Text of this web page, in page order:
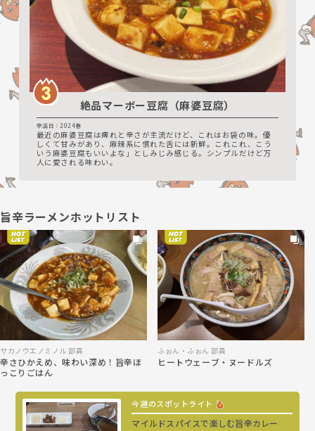
絶品マーボー豆腐（麻婆豆腐）
辛活日：2024春
最近の麻婆豆腐は痺れと辛さが主流だけど、これはお袋の味。優
しくて甘みがあり、麻辣系に慣れた舌には新鮮。これこれ、こう
いう麻婆豆腐もいいよな」としみじみ感じる。シンプルだけど万
人に愛される味わい。
旨辛ラーメンホットリスト
サカノウエノミノル 部員
辛さひかえめ、味わい深め！旨辛ほ
っこりごはん
ふぉん・ふぉん 部員
ヒートウェーブ・ヌードルズ
今週のスポットライト
マイルドスパイスで楽しむ旨辛カレー